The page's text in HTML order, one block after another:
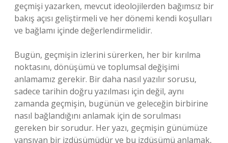
geçmişi yazarken, mevcut ideolojilerden bağımsız bir
bakış açısı geliştirmeli ve her dönemi kendi koşulları
ve bağlamı içinde değerlendirmelidir.
Bugün, geçmişin izlerini sürerken, her bir kırılma
noktasını, dönüşümü ve toplumsal değişimi
anlamamız gerekir. Bir daha nasıl yazılır sorusu,
sadece tarihin doğru yazılması için değil, aynı
zamanda geçmişin, bugünün ve geleceğin birbirine
nasıl bağlandığını anlamak için de sorulması
gereken bir sorudur. Her yazı, geçmişin günümüze
yansıyan bir izdüşümüdür ve bu izdüşümü anlamak,